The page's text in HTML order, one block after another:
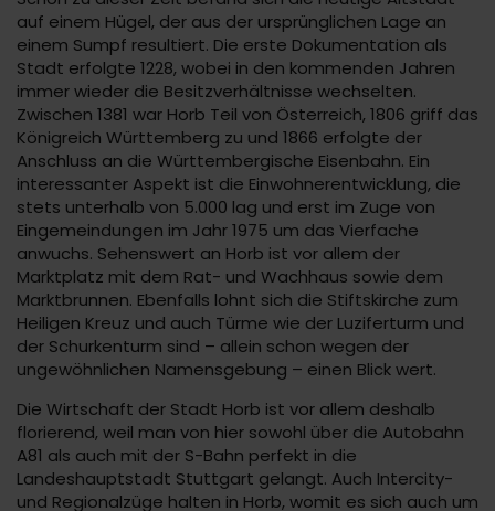
auf einem Hügel, der aus der ursprünglichen Lage an
einem Sumpf resultiert. Die erste Dokumentation als
Stadt erfolgte 1228, wobei in den kommenden Jahren
immer wieder die Besitzverhältnisse wechselten.
Zwischen 1381 war Horb Teil von Österreich, 1806 griff das
Königreich Württemberg zu und 1866 erfolgte der
Anschluss an die Württembergische Eisenbahn. Ein
interessanter Aspekt ist die Einwohnerentwicklung, die
stets unterhalb von 5.000 lag und erst im Zuge von
Eingemeindungen im Jahr 1975 um das Vierfache
anwuchs. Sehenswert an Horb ist vor allem der
Marktplatz mit dem Rat- und Wachhaus sowie dem
Marktbrunnen. Ebenfalls lohnt sich die Stiftskirche zum
Heiligen Kreuz und auch Türme wie der Luziferturm und
der Schurkenturm sind – allein schon wegen der
ungewöhnlichen Namensgebung – einen Blick wert.
Die Wirtschaft der Stadt Horb ist vor allem deshalb
florierend, weil man von hier sowohl über die Autobahn
A81 als auch mit der S-Bahn perfekt in die
Landeshauptstadt Stuttgart gelangt. Auch Intercity-
und Regionalzüge halten in Horb, womit es sich auch um